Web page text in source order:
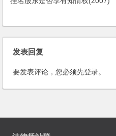
发表回复
要发表评论，您必须先登录。